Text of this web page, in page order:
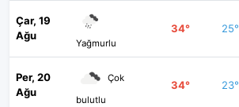
Çar, 19
Ağu
Yağmurlu
34° 25°
Per, 20
Ağu
Çok
bulutlu
34° 23°